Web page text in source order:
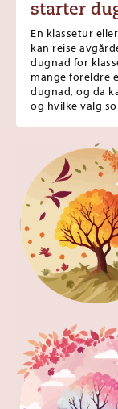
starter
En klassetur
kan reise
dugnad for
mange foreldre
dugnad, og da
og hvilke valg